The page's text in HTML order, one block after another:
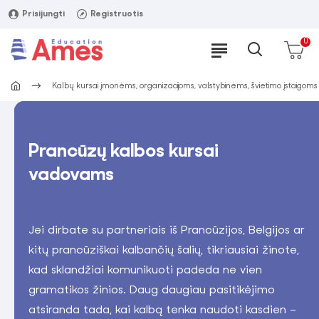
Prisijungti Registruotis
0
Kalbų kursai įmonėms, organizacijoms, valstybinėms, švietimo įstaigoms
Prancūzų kalbos kursai
vadovams
Jei dirbate su partneriais iš Prancūzijos, Belgijos ar
kitų prancūziškai kalbančių šalių, tikriausiai žinote,
kad sklandžiai komunikuoti padeda ne vien
gramatikos žinios. Daug daugiau pasitikėjimo
atsiranda tada, kai kalbą tenka naudoti kasdien –